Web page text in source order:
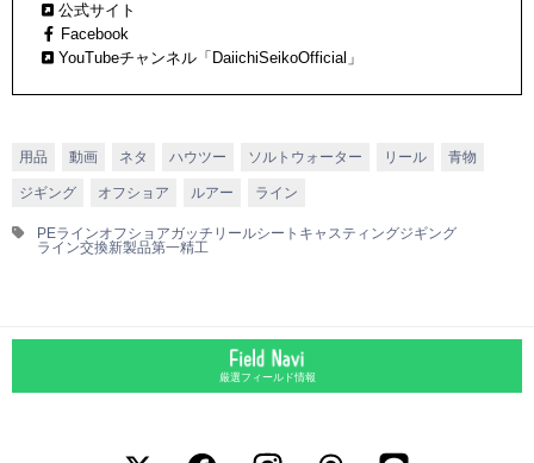
持ち運べる「オートキングギャフ」などなど、多くのヒット作を
生み出している。
公式サイト
Facebook
YouTubeチャンネル「DaiichiSeikoOfficial」
用品 動画 ネタ ハウツー ソルトウォーター リール 青物
ジギング オフショア ルアー ライン
PEラインオフショアガッチリールシート キャスティングジギング
ライン交換新製品第一精工
厳選フィールド情報